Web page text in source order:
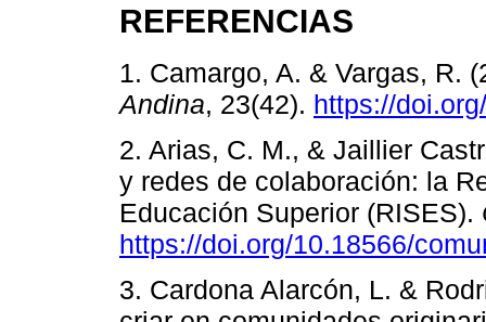
REFERENCIAS
1. Camargo, A. & Vargas, R.
Andina, 23(42). https://
2. Arias, C. M., & Jaillier
y redes de colaboración: la
Educación Superior (RISES).
https://doi.org/10.18566/
3. Cardona Alarcón, L. &